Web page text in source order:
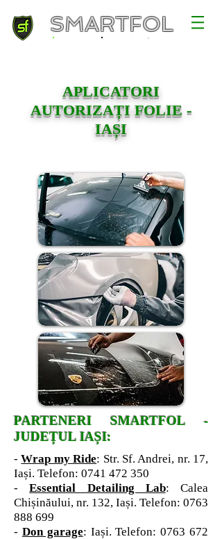
SMARTFOL
APLICATORI
AUTORIZAȚI FOLIE -
IAȘI
PARTENERI SMARTFOL -
JUDEȚUL IAȘI:
-Wrap my Ride: Str. Sf. Andrei, nr. 17,
Iași. Telefon: 0741 472 350
-Essential Detailing Lab: Calea
Chișinăului, nr. 132, Iași. Telefon: 0763
888 699
- Don garage: Iași. Telefon:0763 672